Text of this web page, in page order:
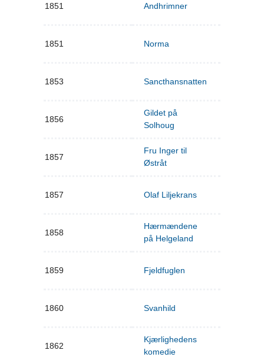
1851 Andhrimner
1851 Norma
1853 Sancthansnatten
1856
Gildet på
Solhoug
1857
Fru Inger til
Østråt
1857 Olaf Liljekrans
1858
Hærmændene
på Helgeland
1859 Fjeldfuglen
1860 Svanhild
1862
Kjærlighedens
komedie